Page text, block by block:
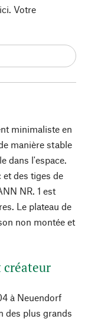
minimaliste en
manière stable
dans l'espace.
des tiges de
NR. 1 est
Le plateau de
non montée et
créateur
à Neuendorf
des plus grands
Votre